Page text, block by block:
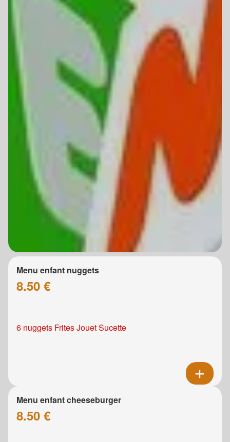
Menu enfant nuggets
8.50 €
6 nuggets Frites Jouet Sucette
Menu enfant cheeseburger
8.50 €